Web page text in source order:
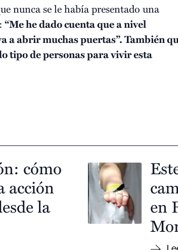
nunca se le había presentado una
“Me he dado cuenta que a nivel
a abrir muchas puertas”. También
tipo de personas para vivir esta
cómo
acción
la
en